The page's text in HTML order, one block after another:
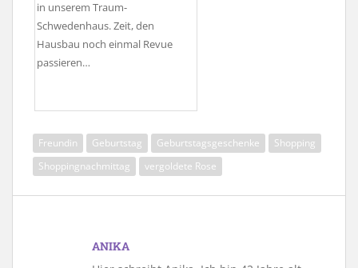
in unserem Traum-
Schwedenhaus. Zeit, den
Hausbau noch einmal Revue
passieren…
Freundin Geburtstag Geburtstagsgeschenke
Shopping
Shoppingnachmittag
vergoldete Rose
ANIKA